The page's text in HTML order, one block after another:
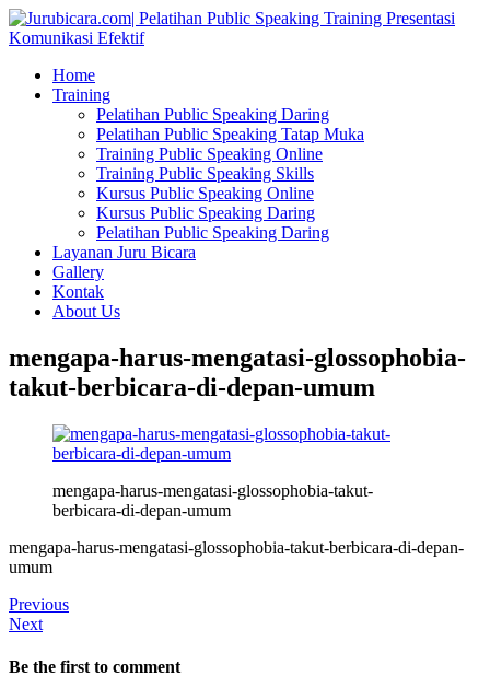
Home
Training
Pelatihan Public Speaking Daring
Pelatihan Public Speaking Tatap Muka
Training Public Speaking Online
Training Public Speaking Skills
Kursus Public Speaking Online
Kursus Public Speaking Daring
Pelatihan Public Speaking Daring
Layanan Juru Bicara
Gallery
Kontak
About Us
mengapa-harus-mengatasi-glossophobia-
takut-berbicara-di-depan-umum
mengapa-harus-mengatasi-glossophobia-takut-
berbicara-di-depan-umum
mengapa-harus-mengatasi-glossophobia-takut-berbicara-di-depan-
umum
Previous
Next
Be the first to comment